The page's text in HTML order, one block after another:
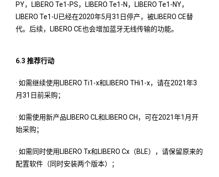
PY，LIBERO Te1-PS，LIBERO Te1-N，LIBERO Te1-NY，
LIBERO Te1-U已经在2020年5月31日停产，被LIBERO CE替
代。后续，LIBERO CE也会增加蓝牙无线传输的功能。
6.3 推荐行动
· 如需继续使用LIBERO Ti1-x和LIBERO THi1-x，请在2021年3
月31日前采购；
· 如需使用新产品LIBERO CL和LIBERO CH，可在2021年1月开
始采购；
· 如需同时使用LIBERO Tx和LIBERO Cx（BLE），请保留原来的
配置软件（同时安装两个版本）；